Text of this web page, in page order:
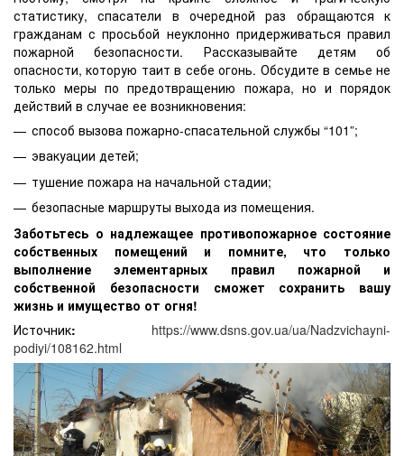
статистику, спасатели в очередной раз обращаются к
гражданам с просьбой неуклонно придерживаться правил
пожарной безопасности. Рассказывайте детям об
опасности, которую таит в себе огонь. Обсудите в семье не
только меры по предотвращению пожара, но и порядок
действий в случае ее возникновения:
способ вызова пожарно-спасательной службы “101”;
эвакуации детей;
тушение пожара на начальной стадии;
безопасные маршруты выхода из помещения.
Заботьтесь о надлежащее противопожарное состояние
собственных помещений и помните, что только
выполнение элементарных правил пожарной и
собственной безопасности сможет сохранить вашу
жизнь и имущество от огня!
Источник: https://www.dsns.gov.ua/ua/Nadzvichayni-
podiyi/108162.html